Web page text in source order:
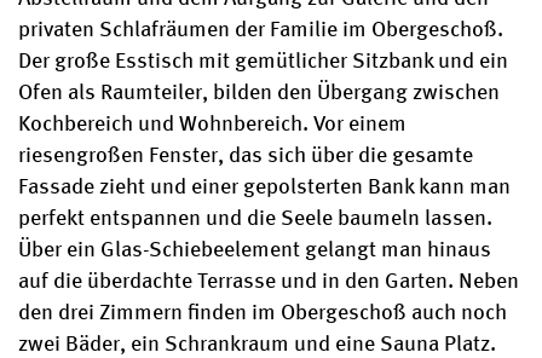
privaten Schlafräumen der Familie im Obergeschoß.
Der große Esstisch mit gemütlicher Sitzbank und ein
Ofen als Raumteiler, bilden den Übergang zwischen
Kochbereich und Wohnbereich. Vor einem
riesengroßen Fenster, das sich über die gesamte
Fassade zieht und einer gepolsterten Bank kann man
perfekt entspannen und die Seele baumeln lassen.
Über ein Glas-Schiebeelement gelangt man hinaus
auf die überdachte Terrasse und in den Garten. Neben
den drei Zimmern finden im Obergeschoß auch noch
zwei Bäder, ein Schrankraum und eine Sauna Platz.